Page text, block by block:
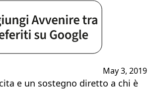
May 3, 2019
e un sostegno diretto a chi è